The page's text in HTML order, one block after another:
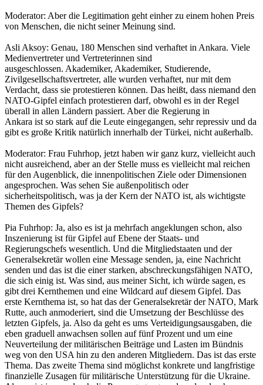
Moderator: Aber die Legitimation geht einher zu einem hohen Preis
von Menschen, die nicht seiner Meinung sind.
Asli Aksoy: Genau, 180 Menschen sind verhaftet in Ankara. Viele
Medienvertreter und Vertreterinnen sind
ausgeschlossen. Akademiker, Akademiker, Studierende,
Zivilgesellschaftsvertreter, alle wurden verhaftet, nur mit dem
Verdacht, dass sie protestieren können. Das heißt, dass niemand den
NATO-Gipfel einfach protestieren darf, obwohl es in der Regel
überall in allen Ländern passiert. Aber die Regierung in
Ankara ist so stark auf die Leute eingegangen, sehr repressiv und da
gibt es große Kritik natürlich innerhalb der Türkei, nicht außerhalb.
Moderator: Frau Fuhrhop, jetzt haben wir ganz kurz, vielleicht auch
nicht ausreichend, aber an der Stelle muss es vielleicht mal reichen
für den Augenblick, die innenpolitischen Ziele oder Dimensionen
angesprochen. Was sehen Sie außenpolitisch oder
sicherheitspolitisch, was ja der Kern der NATO ist, als wichtigste
Themen des Gipfels?
Pia Fuhrhop: Ja, also es ist ja mehrfach angeklungen schon, also
Inszenierung ist für Gipfel auf Ebene der Staats- und
Regierungschefs wesentlich. Und die Mitgliedstaaten und der
Generalsekretär wollen eine Message senden, ja, eine Nachricht
senden und das ist die einer starken, abschreckungsfähigen NATO,
die sich einig ist. Was sind, aus meiner Sicht, ich würde sagen, es
gibt drei Kernthemen und eine Wildcard auf diesem Gipfel. Das
erste Kernthema ist, so hat das der Generalsekretär der NATO, Mark
Rutte, auch anmoderiert, sind die Umsetzung der Beschlüsse des
letzten Gipfels, ja. Also da geht es ums Verteidigungsausgaben, die
eben graduell anwachsen sollen auf fünf Prozent und um eine
Neuverteilung der militärischen Beiträge und Lasten im Bündnis
weg von den USA hin zu den anderen Mitgliedern. Das ist das erste
Thema. Das zweite Thema sind möglichst konkrete und langfristige
finanzielle Zusagen für militärische Unterstützung für die Ukraine.